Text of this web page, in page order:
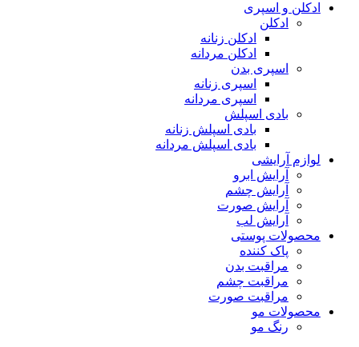
ادکلن و اسپری
ادکلن
ادکلن زنانه
ادکلن مردانه
اسپری بدن
اسپری زنانه
اسپری مردانه
بادی اسپلش
بادی اسپلش زنانه
بادی اسپلش مردانه
لوازم آرایشی
آرایش ابرو
آرایش چشم
آرایش صورت
آرایش لب
محصولات پوستی
پاک کننده
مراقبت بدن
مراقبت چشم
مراقبت صورت
محصولات مو
رنگ مو